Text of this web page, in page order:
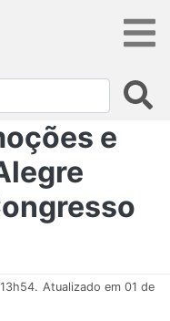
e
Atualizado em 01 de